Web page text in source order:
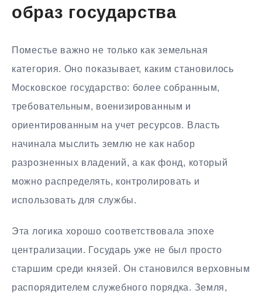
образ государства
Поместье важно не только как земельная
категория. Оно показывает, каким становилось
Московское государство: более собранным,
требовательным, военизированным и
ориентированным на учет ресурсов. Власть
начинала мыслить землю не как набор
разрозненных владений, а как фонд, который
можно распределять, контролировать и
использовать для службы.
Эта логика хорошо соответствовала эпохе
централизации. Государь уже не был просто
старшим среди князей. Он становился верховным
распорядителем служебного порядка. Земля,